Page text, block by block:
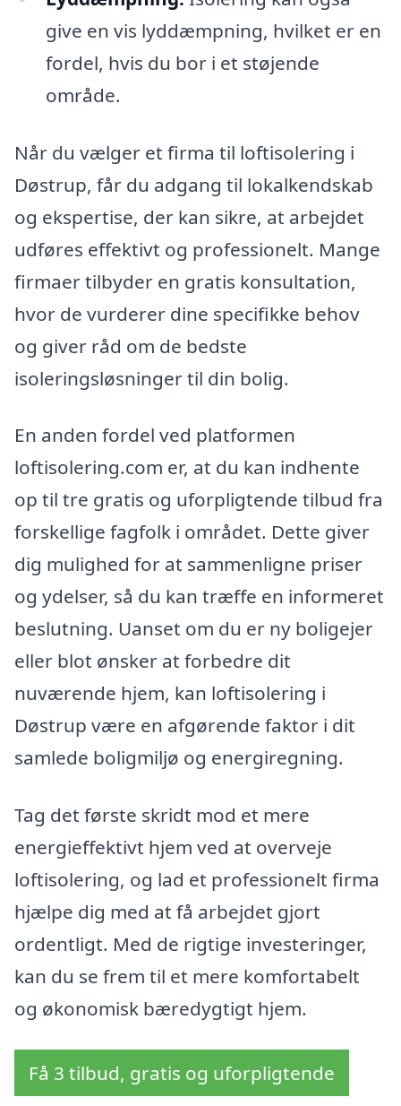
give en vis lyddæmpning, hvilket er en
fordel, hvis du bor i et støjende
område.
Når du vælger et firma til loftisolering i
Døstrup, får du adgang til lokalkendskab
og ekspertise, der kan sikre, at arbejdet
udføres effektivt og professionelt. Mange
firmaer tilbyder en gratis konsultation,
hvor de vurderer dine specifikke behov
og giver råd om de bedste
isoleringsløsninger til din bolig.
En anden fordel ved platformen
loftisolering.com er, at du kan indhente
op til tre gratis og uforpligtende tilbud fra
forskellige fagfolk i området. Dette giver
dig mulighed for at sammenligne priser
og ydelser, så du kan træffe en informeret
beslutning. Uanset om du er ny boligejer
eller blot ønsker at forbedre dit
nuværende hjem, kan loftisolering i
Døstrup være en afgørende faktor i dit
samlede boligmiljø og energiregning.
Tag det første skridt mod et mere
energieffektivt hjem ved at overveje
loftisolering, og lad et professionelt firma
hjælpe dig med at få arbejdet gjort
ordentligt. Med de rigtige investeringer,
kan du se frem til et mere komfortabelt
og økonomisk bæredygtigt hjem.
Få 3 tilbud, gratis og uforpligtende